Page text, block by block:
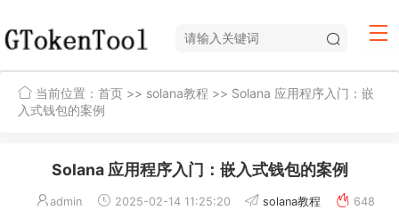
当前位置： 首页 >> solana教程 >> Solana 应用程序入门：嵌
入式钱包的案例
Solana 应用程序入门：嵌入式钱包的案例
admin 2025-02-14 11:25:20 solana教程 648